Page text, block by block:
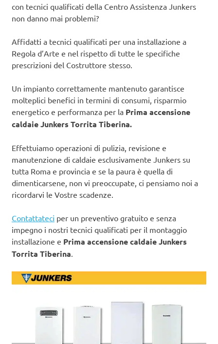
con tecnici qualificati della Centro Assistenza Junkers
non danno mai problemi?
Affidatti a tecnici qualificati per una installazione a
Regola d’Arte e nel rispetto di tutte le specifiche
prescrizioni del Costruttore stesso.
Un impianto correttamente mantenuto garantisce
molteplici benefici in termini di consumi, risparmio
energetico e performanza per la Prima accensione
caldaie Junkers Torrita Tiberina.
Effettuiamo operazioni di pulizia, revisione e
manutenzione di caldaie esclusivamente Junkers su
tutta Roma e provincia e se la paura è quella di
dimenticarsene, non vi preoccupate, ci pensiamo noi a
ricordarvi le Vostre scadenze.
Contattateci per un preventivo gratuito e senza
impegno i nostri tecnici qualificati per il montaggio
installazione e Prima accensione caldaie Junkers
Torrita Tiberina.